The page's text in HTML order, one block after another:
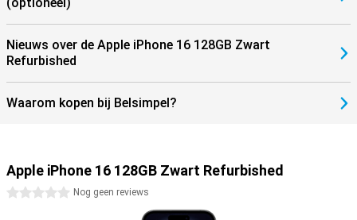
Nieuws over de Apple iPhone 16 128GB Zwart
Refurbished
Waarom kopen bij Belsimpel?
Apple iPhone 16 128GB Zwart Refurbished
0 sterrenNog geen reviews